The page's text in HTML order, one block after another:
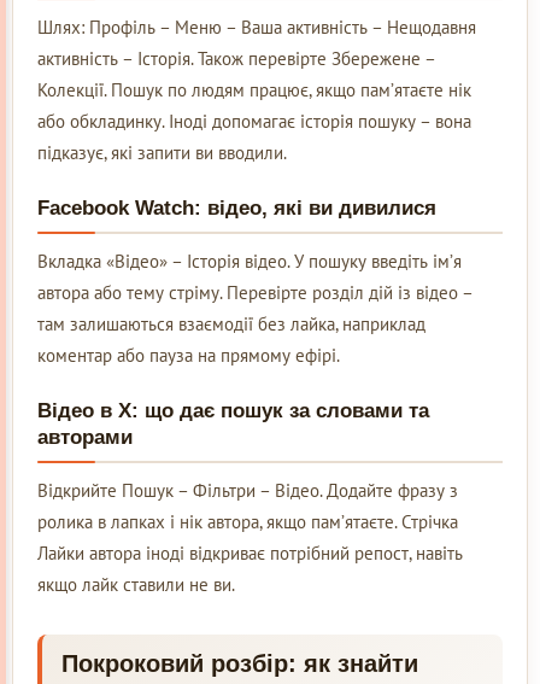
Шлях: Профіль – Меню – Ваша активність – Нещодавня
активність – Історія. Також перевірте Збережене –
Колекції. Пошук по людям працює, якщо пам’ятаєте нік
або обкладинку. Іноді допомагає історія пошуку – вона
підказує, які запити ви вводили.
Facebook Watch: відео, які ви дивилися
Вкладка «Відео» – Історія відео. У пошуку введіть ім’я
автора або тему стріму. Перевірте розділ дій із відео –
там залишаються взаємодії без лайка, наприклад
коментар або пауза на прямому ефірі.
Відео в X: що дає пошук за словами та
авторами
Відкрийте Пошук – Фільтри – Відео. Додайте фразу з
ролика в лапках і нік автора, якщо пам’ятаєте. Стрічка
Лайки автора іноді відкриває потрібний репост, навіть
якщо лайк ставили не ви.
Покроковий розбір: як знайти